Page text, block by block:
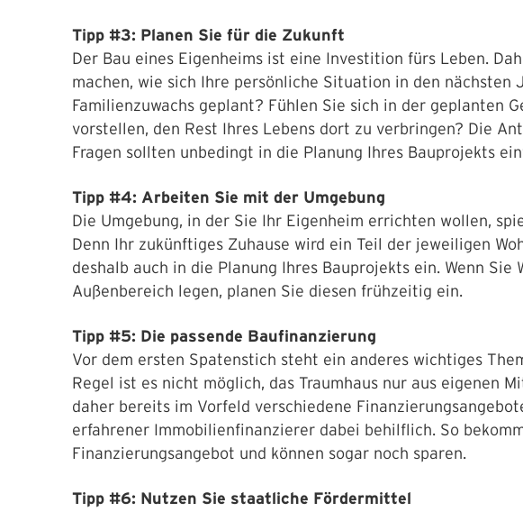
Tipp #3: Planen Sie für die Zukunft
Der Bau eines Eigenheims ist eine Investition fürs Leben.
machen, wie sich Ihre persönliche Situation in den nächsten
Familienzuwachs geplant? Fühlen Sie sich in der geplanten
vorstellen, den Rest Ihres Lebens dort zu verbringen? Die
Fragen sollten unbedingt in die Planung Ihres Bauprojekts
Tipp #4: Arbeiten Sie mit der Umgebung
Die Umgebung, in der Sie Ihr Eigenheim errichten wollen,
Denn Ihr zukünftiges Zuhause wird ein Teil der jeweiligen
deshalb auch in die Planung Ihres Bauprojekts ein. Wenn Sie
Außenbereich legen, planen Sie diesen frühzeitig ein.
Tipp #5: Die passende Baufinanzierung
Vor dem ersten Spatenstich steht ein anderes wichtiges
Regel ist es nicht möglich, das Traumhaus nur aus eigenen
daher bereits im Vorfeld verschiedene
erfahrener Immobilienfinanzierer dabei behilflich. So
Finanzierungsangebot und können sogar noch sparen.
Tipp #6: Nutzen Sie staatliche Fördermittel